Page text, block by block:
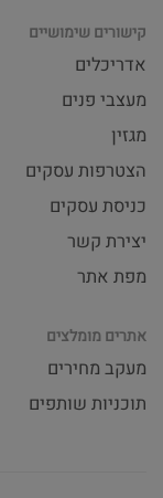
קישורים שימושיים
אדריכלים
מעצבי פנים
מגזין
הצטרפות עסקים
כניסת עסקים
יצירת קשר
מפת אתר
אתרים מומלצים
מעקב מחירים
תוכניות שותפים